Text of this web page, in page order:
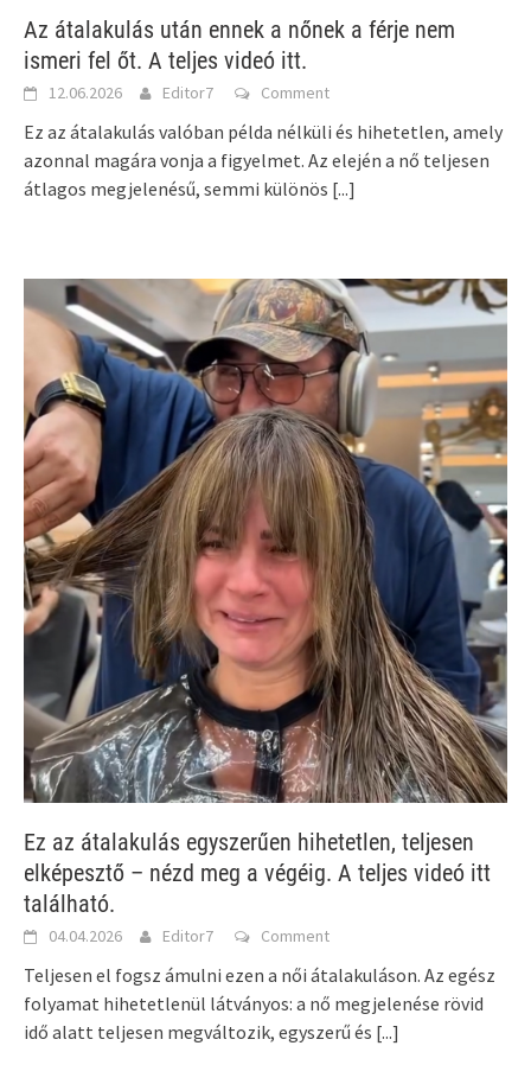
Az átalakulás után ennek a nőnek a férje nem
ismeri fel őt. A teljes videó itt.
12.06.2026 Editor7 Comment
Ez az átalakulás valóban példa nélküli és hihetetlen, amely
azonnal magára vonja a figyelmet. Az elején a nő teljesen
átlagos megjelenésű, semmi különös [...]
Ez az átalakulás egyszerűen hihetetlen, teljesen
elképesztő – nézd meg a végéig. A teljes videó itt
található.
04.04.2026 Editor7 Comment
Teljesen el fogsz ámulni ezen a női átalakuláson. Az egész
folyamat hihetetlenül látványos: a nő megjelenése rövid
idő alatt teljesen megváltozik, egyszerű és [...]